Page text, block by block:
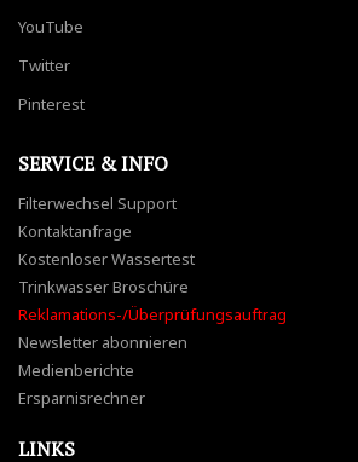
YouTube
Twitter
Pinterest
SERVICE & INFO
Filterwechsel Support
Kontaktanfrage
Kostenloser Wassertest
Trinkwasser Broschüre
Reklamations-/Überprüfungsauftrag
Newsletter abonnieren
Medienberichte
Ersparnisrechner
LINKS